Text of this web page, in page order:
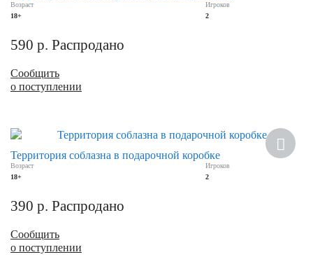
Возраст
18+
Игроков
2
590 р. Распродано
Сообщить
о поступлении
Территория соблазна в подарочной коробке
Возраст
18+
Игроков
2
390 р. Распродано
Сообщить
о поступлении